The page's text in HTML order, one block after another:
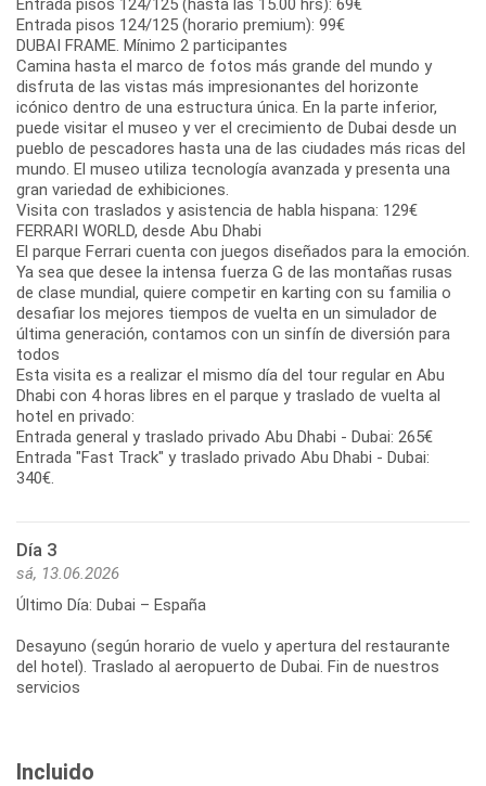
Entrada pisos 124/125 (horario premium): 99€
DUBAI FRAME. Mínimo 2 participantes
Camina hasta el marco de fotos más grande del mundo y
disfruta de las vistas más impresionantes del horizonte
icónico dentro de una estructura única. En la parte inferior,
puede visitar el museo y ver el crecimiento de Dubai desde un
pueblo de pescadores hasta una de las ciudades más ricas del
mundo. El museo utiliza tecnología avanzada y presenta una
gran variedad de exhibiciones.
Visita con traslados y asistencia de habla hispana: 129€
FERRARI WORLD, desde Abu Dhabi
El parque Ferrari cuenta con juegos diseñados para la emoción.
Ya sea que desee la intensa fuerza G de las montañas rusas
de clase mundial, quiere competir en karting con su familia o
desafiar los mejores tiempos de vuelta en un simulador de
última generación, contamos con un sinfín de diversión para
todos
Esta visita es a realizar el mismo día del tour regular en Abu
Dhabi con 4 horas libres en el parque y traslado de vuelta al
hotel en privado:
Entrada general y traslado privado Abu Dhabi - Dubai: 265€
Entrada "Fast Track" y traslado privado Abu Dhabi - Dubai:
Día 3
sá, 13.06.2026
Último Día: Dubai – España
Desayuno (según horario de vuelo y apertura del restaurante
del hotel). Traslado al aeropuerto de Dubai. Fin de nuestros
Incluido